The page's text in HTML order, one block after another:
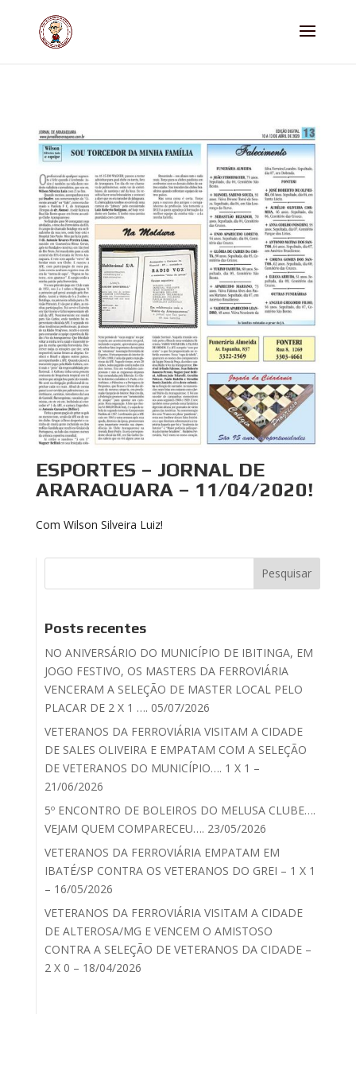
ESPORTES – JORNAL DE
ARARAQUARA – 11/04/2020!
Com Wilson Silveira Luiz!
Posts recentes
NO ANIVERSÁRIO DO MUNICÍPIO DE IBITINGA, EM
JOGO FESTIVO, OS MASTERS DA FERROVIÁRIA
VENCERAM A SELEÇÃO DE MASTER LOCAL PELO
PLACAR DE 2 X 1 …. 05/07/2026
VETERANOS DA FERROVIÁRIA VISITAM A CIDADE
DE SALES OLIVEIRA E EMPATAM COM A SELEÇÃO
DE VETERANOS DO MUNICÍPIO…. 1 X 1 –
21/06/2026
5º ENCONTRO DE BOLEIROS DO MELUSA CLUBE….
VEJAM QUEM COMPARECEU…. 23/05/2026
VETERANOS DA FERROVIÁRIA EMPATAM EM
IBATÉ/SP CONTRA OS VETERANOS DO GREI – 1 X 1
– 16/05/2026
VETERANOS DA FERROVIÁRIA VISITAM A CIDADE
DE ALTEROSA/MG E VENCEM O AMISTOSO
CONTRA A SELEÇÃO DE VETERANOS DA CIDADE –
2 X 0 – 18/04/2026